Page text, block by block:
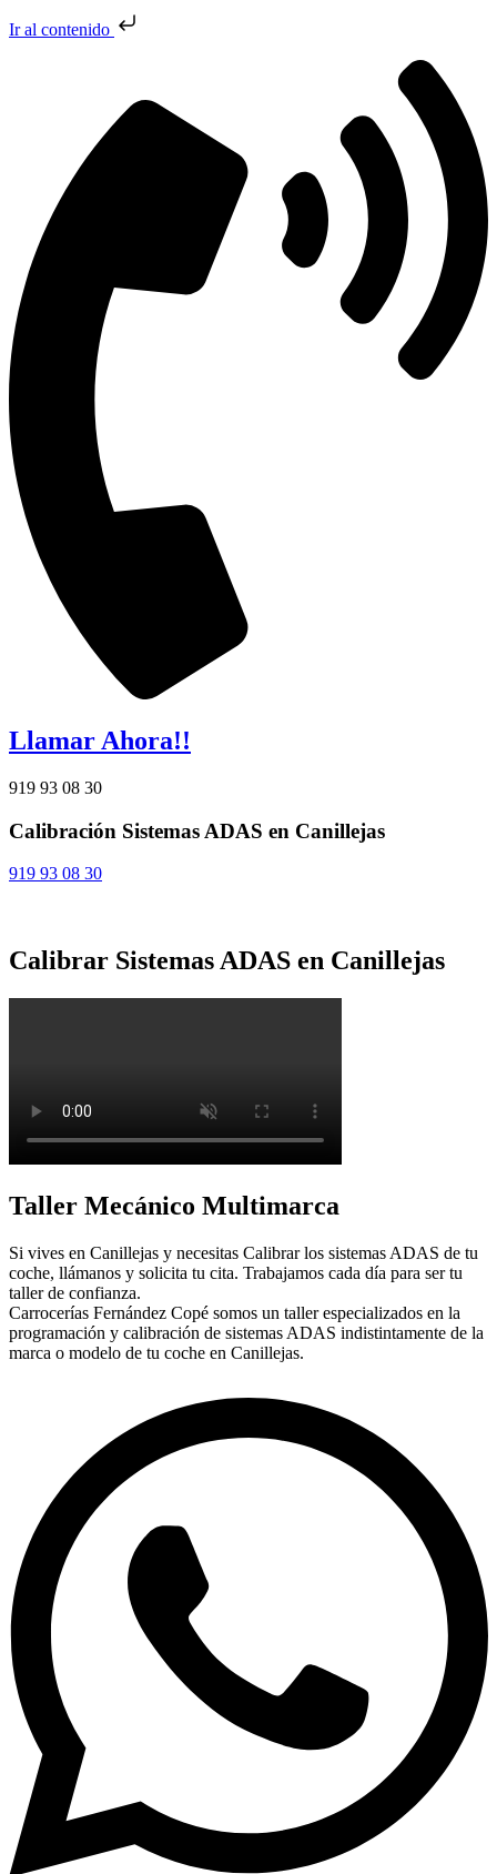
Ir al contenido
Llamar Ahora!!
919 93 08 30
Calibración Sistemas ADAS en Canillejas
919 93 08 30
Calibrar Sistemas ADAS en Canillejas
Taller Mecánico Multimarca
Si vives en Canillejas y necesitas Calibrar los sistemas ADAS de tu
coche, llámanos y solicita tu cita. Trabajamos cada día para ser tu
taller de confianza.
Carrocerías Fernández Copé somos un taller especializados en la
programación y calibración de sistemas ADAS indistintamente de la
marca o modelo de tu coche en Canillejas.